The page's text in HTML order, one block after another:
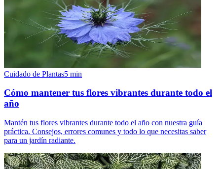
Cuidado de Plantas5 min
Cómo mantener tus flores vibrantes durante todo el
año
Mantén tus flores vibrantes durante todo el año con nuestra guía
práctica. Consejos, errores comunes y todo lo que necesitas saber
para un jardín radiante.